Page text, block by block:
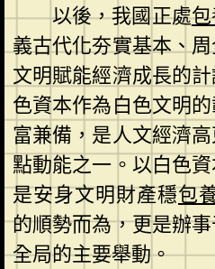
以後，我國正處
義古代化夯實基本、
文明賦能經濟成長的
色資本作為白色文明
富兼備，是人文經濟
點動能之一。以白色
是安身文明財產穩包
的順勢而為，更是辦
全局的主要舉動。